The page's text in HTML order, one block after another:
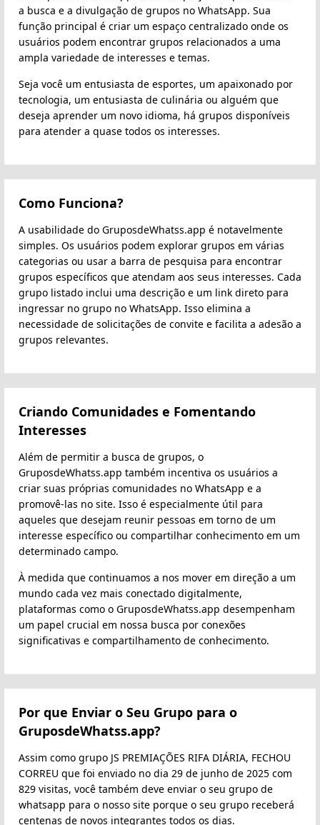
a busca e a divulgação de grupos no WhatsApp. Sua
função principal é criar um espaço centralizado onde os
usuários podem encontrar grupos relacionados a uma
ampla variedade de interesses e temas.
Seja você um entusiasta de esportes, um apaixonado por
tecnologia, um entusiasta de culinária ou alguém que
deseja aprender um novo idioma, há grupos disponíveis
para atender a quase todos os interesses.
Como Funciona?
A usabilidade do GruposdeWhatss.app é notavelmente
simples. Os usuários podem explorar grupos em várias
categorias ou usar a barra de pesquisa para encontrar
grupos específicos que atendam aos seus interesses. Cada
grupo listado inclui uma descrição e um link direto para
ingressar no grupo no WhatsApp. Isso elimina a
necessidade de solicitações de convite e facilita a adesão a
grupos relevantes.
Criando Comunidades e Fomentando
Interesses
Além de permitir a busca de grupos, o
GruposdeWhatss.app também incentiva os usuários a
criar suas próprias comunidades no WhatsApp e a
promovê-las no site. Isso é especialmente útil para
aqueles que desejam reunir pessoas em torno de um
interesse específico ou compartilhar conhecimento em um
determinado campo.
À medida que continuamos a nos mover em direção a um
mundo cada vez mais conectado digitalmente,
plataformas como o GruposdeWhatss.app desempenham
um papel crucial em nossa busca por conexões
significativas e compartilhamento de conhecimento.
Por que Enviar o Seu Grupo para o
GruposdeWhatss.app?
Assim como grupo JS PREMIAÇÕES RIFA DIÁRIA, FECHOU
CORREU‍️‍️ que foi enviado no dia 29 de junho de 2025 com
829 visitas, você também deve enviar o seu grupo de
whatsapp para o nosso site porque o seu grupo receberá
centenas de novos integrantes todos os dias.